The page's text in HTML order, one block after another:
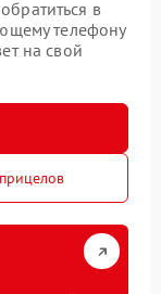
в
телефону
на свой